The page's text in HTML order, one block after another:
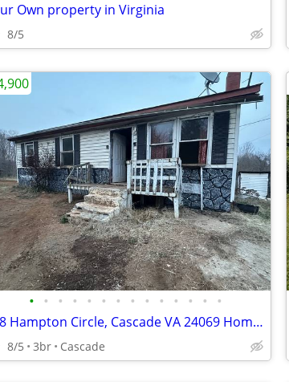
Own property in Virginia
8/5
• • • • • • • • • • • • • •
128 Hampton Circle, Cascade VA 24069 Home for sale!!!
8/5 3br Cascade